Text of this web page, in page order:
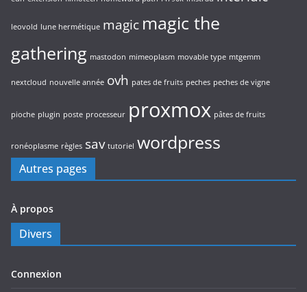
leovold lune hermétique magic magic the
gathering mastodon mimeoplasm movable type mtgemm
nextcloud nouvelle année ovh pates de fruits peches peches de vigne
pioche plugin poste processeur proxmox pâtes de fruits
ronéoplasme règles sav tutoriel wordpress
Autres pages
À propos
Divers
Connexion